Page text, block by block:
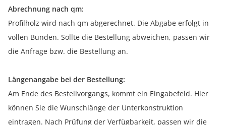
Abrechnung nach qm:
Profilholz wird nach qm abgerechnet. Die Abgabe erfolgt in
vollen Bunden. Sollte die Bestellung abweichen, passen wir
die Anfrage bzw. die Bestellung an.
Längenangabe bei der Bestellung:
Am Ende des Bestellvorgangs, kommt ein Eingabefeld. Hier
können Sie die Wunschlänge der Unterkonstruktion
eintragen. Nach Prüfung der Verfügbarkeit, passen wir die